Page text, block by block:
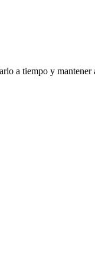
a tiempo y mantener